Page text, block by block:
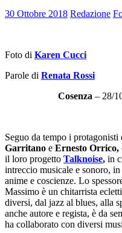
30 Ottobre 2018 Redazione
Foto di Karen Cucci
Parole di Renata Rossi
Cosenza – 28/
Seguo da tempo i protagonisti
Garritano e Ernesto Orrico,
il loro progetto Talknoise, in
intreccio musicale e sonoro,
anime e coscienze. Lo
Massimo è un chitarrista
diversi, dal jazz al blues, alla
anche autore e regista, è da
ha collaborato con diversi